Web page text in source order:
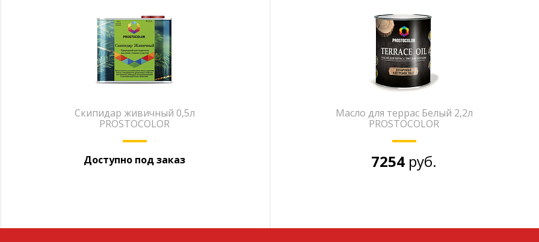
Скипидар живичный 0,5л
PROSTOCOLOR
Доступно под заказ
Масло для террас Белый 2,2л
PROSTOCOLOR
7254 руб.